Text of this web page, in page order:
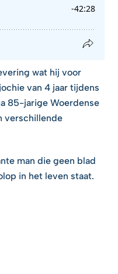
wat hij voor
van 4 jaar tijdens
85-jarige Woerdense
verschillende
man die geen blad
in het leven staat.